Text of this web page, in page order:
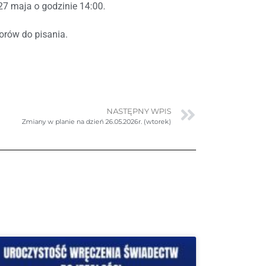
maja o godzinie 14:00.
do pisania.
NASTĘPNY WPIS
Zmiany w planie na dzień 26.05.2026r. (wtorek)